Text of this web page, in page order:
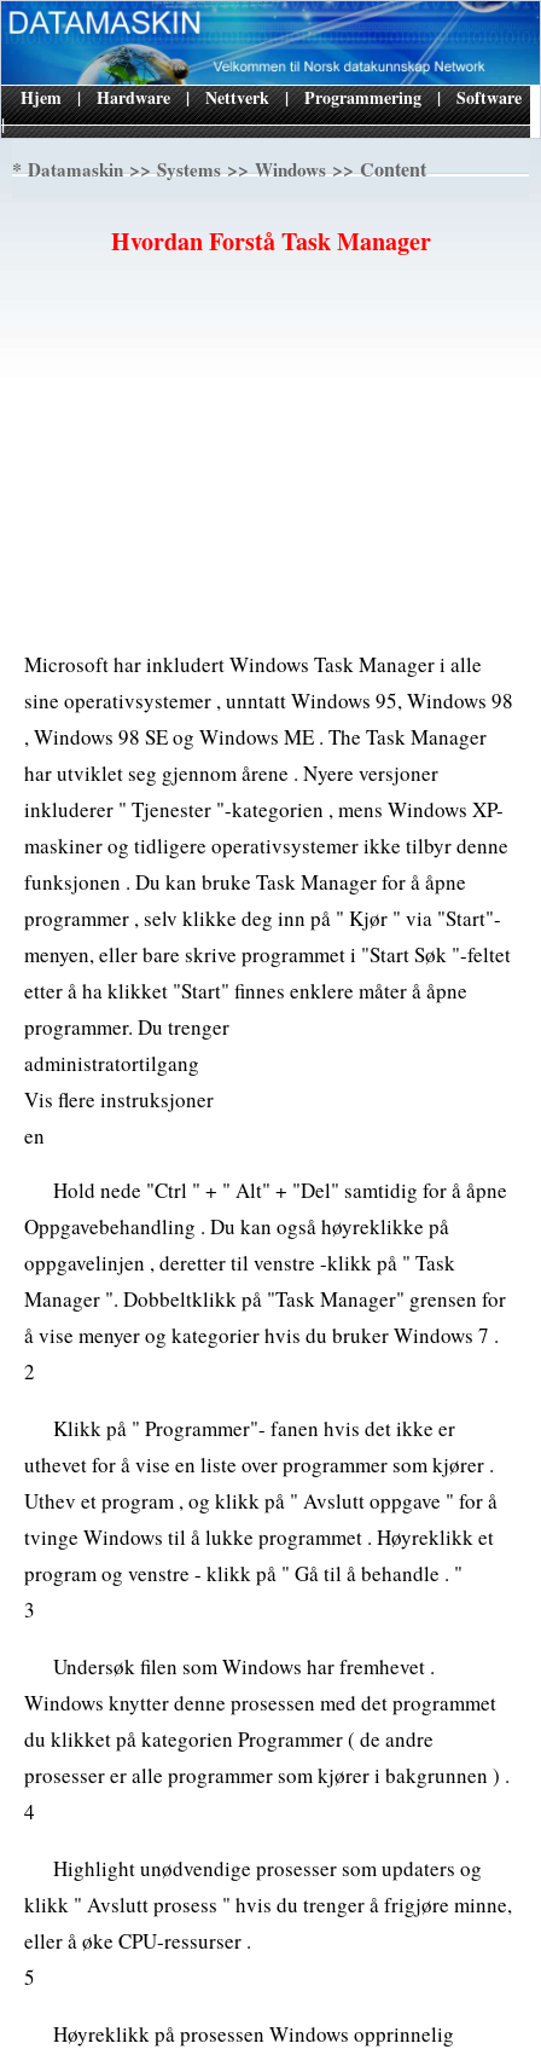
|
Hjem | Hardware | Nettverk | Programmering | Software
*Datamaskin>>Systems>>Windows>> Content
Hvordan Forstå Task Manager
Microsoft har inkludert Windows Task Manager i alle
sine operativsystemer , unntatt Windows 95, Windows 98
, Windows 98 SE og Windows ME . The Task Manager
har utviklet seg gjennom årene . Nyere versjoner
inkluderer " Tjenester "-kategorien , mens Windows XP-
maskiner og tidligere operativsystemer ikke tilbyr denne
funksjonen . Du kan bruke Task Manager for å åpne
programmer , selv klikke deg inn på " Kjør " via "Start"-
menyen, eller bare skrive programmet i "Start Søk "-feltet
etter å ha klikket "Start" finnes enklere måter å åpne
programmer. Du trenger
administratortilgang
Vis flere instruksjoner
en
Hold nede "Ctrl " + " Alt" + "Del" samtidig for å åpne
Oppgavebehandling . Du kan også høyreklikke på
oppgavelinjen , deretter til venstre -klikk på " Task
Manager ". Dobbeltklikk på "Task Manager" grensen for
å vise menyer og kategorier hvis du bruker Windows 7 .
2
Klikk på " Programmer"- fanen hvis det ikke er
uthevet for å vise en liste over programmer som kjører .
Uthev et program , og klikk på " Avslutt oppgave " for å
tvinge Windows til å lukke programmet . Høyreklikk et
program og venstre - klikk på " Gå til å behandle . "
3
Undersøk filen som Windows har fremhevet .
Windows knytter denne prosessen med det programmet
du klikket på kategorien Programmer ( de andre
prosesser er alle programmer som kjører i bakgrunnen ) .
4
Highlight unødvendige prosesser som updaters og
klikk " Avslutt prosess " hvis du trenger å frigjøre minne,
eller å øke CPU-ressurser .
5
Høyreklikk på prosessen Windows opprinnelig